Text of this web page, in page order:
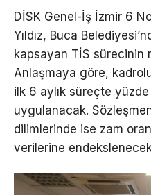
DİSK Genel-İş İzmir 6
Yıldız, Buca
kapsayan TİS sürecinin
Anlaşmaya göre,
ilk 6 aylık süreçte
uygulanacak.
dilimlerinde ise zam
verilerine